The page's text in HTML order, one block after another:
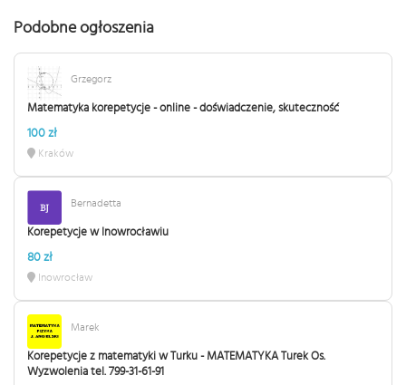
Podobne ogłoszenia
Grzegorz
Matematyka korepetycje - online - doświadczenie, skuteczność
100 zł
Kraków
Bernadetta
Korepetycje w Inowrocławiu
80 zł
Inowrocław
Marek
Korepetycje z matematyki w Turku - MATEMATYKA Turek Os.
Wyzwolenia tel. 799-31-61-91